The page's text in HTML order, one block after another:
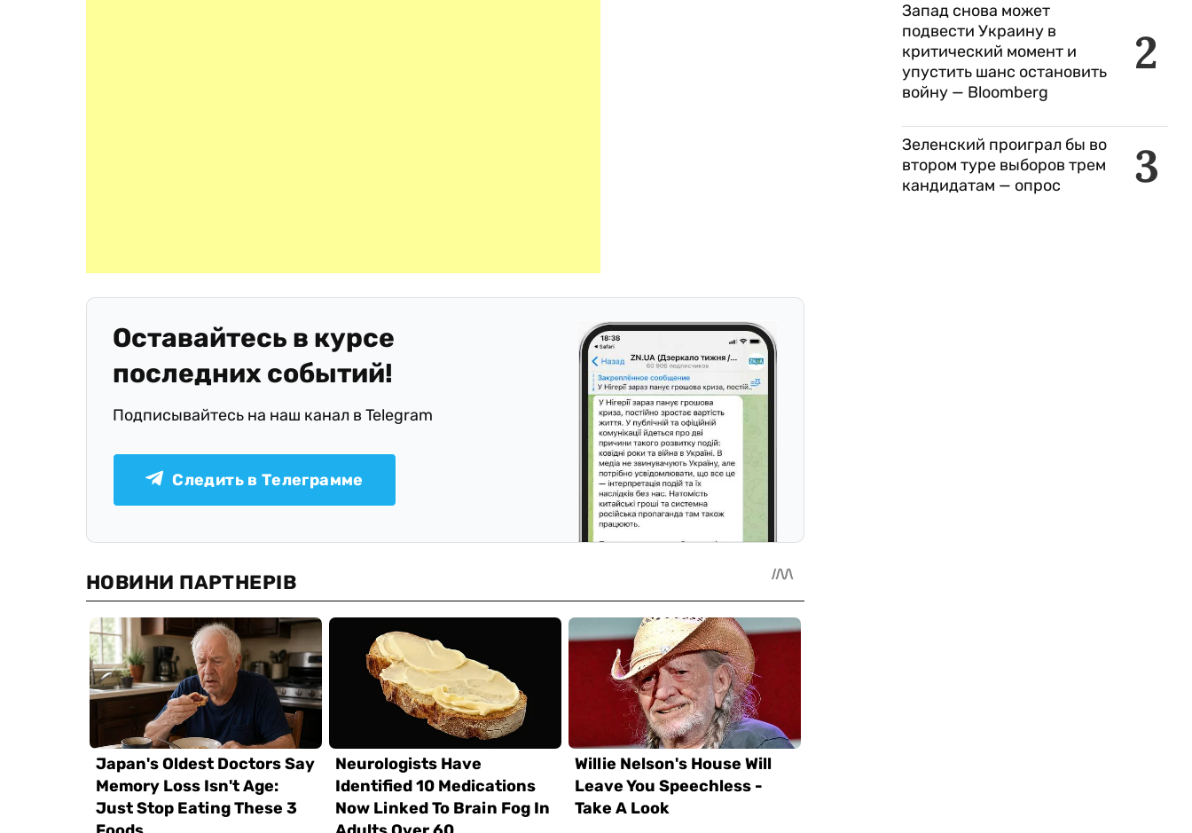
Оставайтесь в курсе
последних событий!
Подписывайтесь на наш канал в Telegram
Следить в Телеграмме
2
Запад снова может
подвести Украину в
критический момент и
упустить шанс остановить
войну — Bloomberg
3
Зеленский проиграл бы во
втором туре выборов трем
кандидатам — опрос